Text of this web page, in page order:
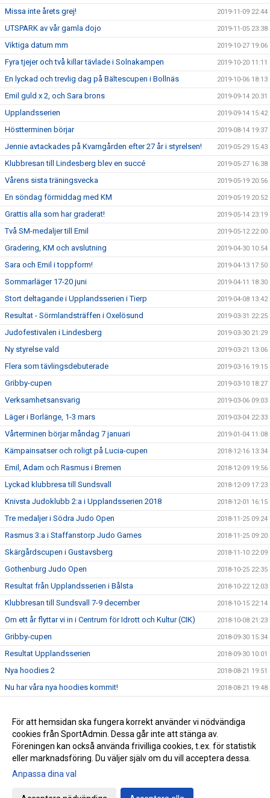
Missa inte årets grej! 2019-11-09 22:44
UTSPARK av vår gamla dojo 2019-11-05 23:38
Viktiga datum mm 2019-10-27 19:06
Fyra tjejer och två killar tävlade i Solnakampen 2019-10-20 11:11
En lyckad och trevlig dag på Bältescupen i Bollnäs 2019-10-06 18:13
Emil guld x 2, och Sara brons 2019-09-14 20:31
Upplandsserien 2019-09-14 15:42
Höstterminen börjar 2019-08-14 19:37
Jennie avtackades på Kvarngården efter 27 år i styrelsen! 2019-05-29 15:43
Klubbresan till Lindesberg blev en succé 2019-05-27 16:38
Vårens sista träningsvecka 2019-05-19 20:56
En söndag förmiddag med KM 2019-05-19 20:52
Grattis alla som har graderat! 2019-05-14 23:19
Två SM-medaljer till Emil 2019-05-12 22:00
Gradering, KM och avslutning 2019-04-30 10:54
Sara och Emil i toppform! 2019-04-13 17:50
Sommarläger 17-20 juni 2019-04-11 18:30
Stort deltagande i Upplandsserien i Tierp 2019-04-08 13:42
Resultat - Sörmlandsträffen i Oxelösund 2019-03-31 22:25
Judofestivalen i Lindesberg 2019-03-30 21:29
Ny styrelse vald 2019-03-21 13:06
Flera som tävlingsdebuterade 2019-03-16 19:15
Gribby-cupen 2019-03-10 18:27
Verksamhetsansvarig 2019-03-06 09:03
Läger i Borlänge, 1-3 mars 2019-03-04 22:33
Vårterminen börjar måndag 7 januari 2019-01-04 11:08
Kämpainsatser och roligt på Lucia-cupen 2018-12-16 13:34
Emil, Adam och Rasmus i Bremen 2018-12-09 19:56
Lyckad klubbresa till Sundsvall 2018-12-09 17:23
Knivsta Judoklubb 2:a i Upplandsserien 2018 2018-12-01 16:15
Tre medaljer i Södra Judo Open 2018-11-25 09:24
Rasmus 3:a i Staffanstorp Judo Games 2018-11-25 09:20
Skärgårdscupen i Gustavsberg 2018-11-10 22:09
Gothenburg Judo Open 2018-10-25 22:35
Resultat från Upplandsserien i Bålsta 2018-10-22 12:03
Klubbresan till Sundsvall 7-9 december 2018-10-15 22:14
Om ett år flyttar vi in i Centrum för Idrott och Kultur (CIK) 2018-10-08 21:23
Gribby-cupen 2018-09-30 15:34
Resultat Upplandsserien 2018-09-30 10:01
Nya hoodies 2 2018-08-21 19:51
Nu har våra nya hoodies kommit! 2018-08-21 19:48
Avslutning på Kvarngården 2018-08-01 14:32
KM 2018 2018-08-01 14:26
Gå till Webbversion
För att hemsidan ska fungera korrekt använder vi nödvändiga
cookies från SportAdmin. Dessa går inte att stänga av.
Föreningen kan också använda frivilliga cookies, t.ex. för statistik
eller marknadsföring. Du väljer själv om du vill acceptera dessa.
Anpassa dina val